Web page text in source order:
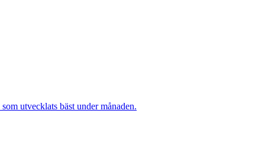
utvecklats bäst under månaden.